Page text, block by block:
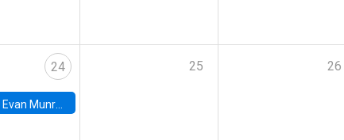
24
Evan Munro, Neyman Visiting Assistant Professor in the Department of Statistics at UC Berkeley
25 26